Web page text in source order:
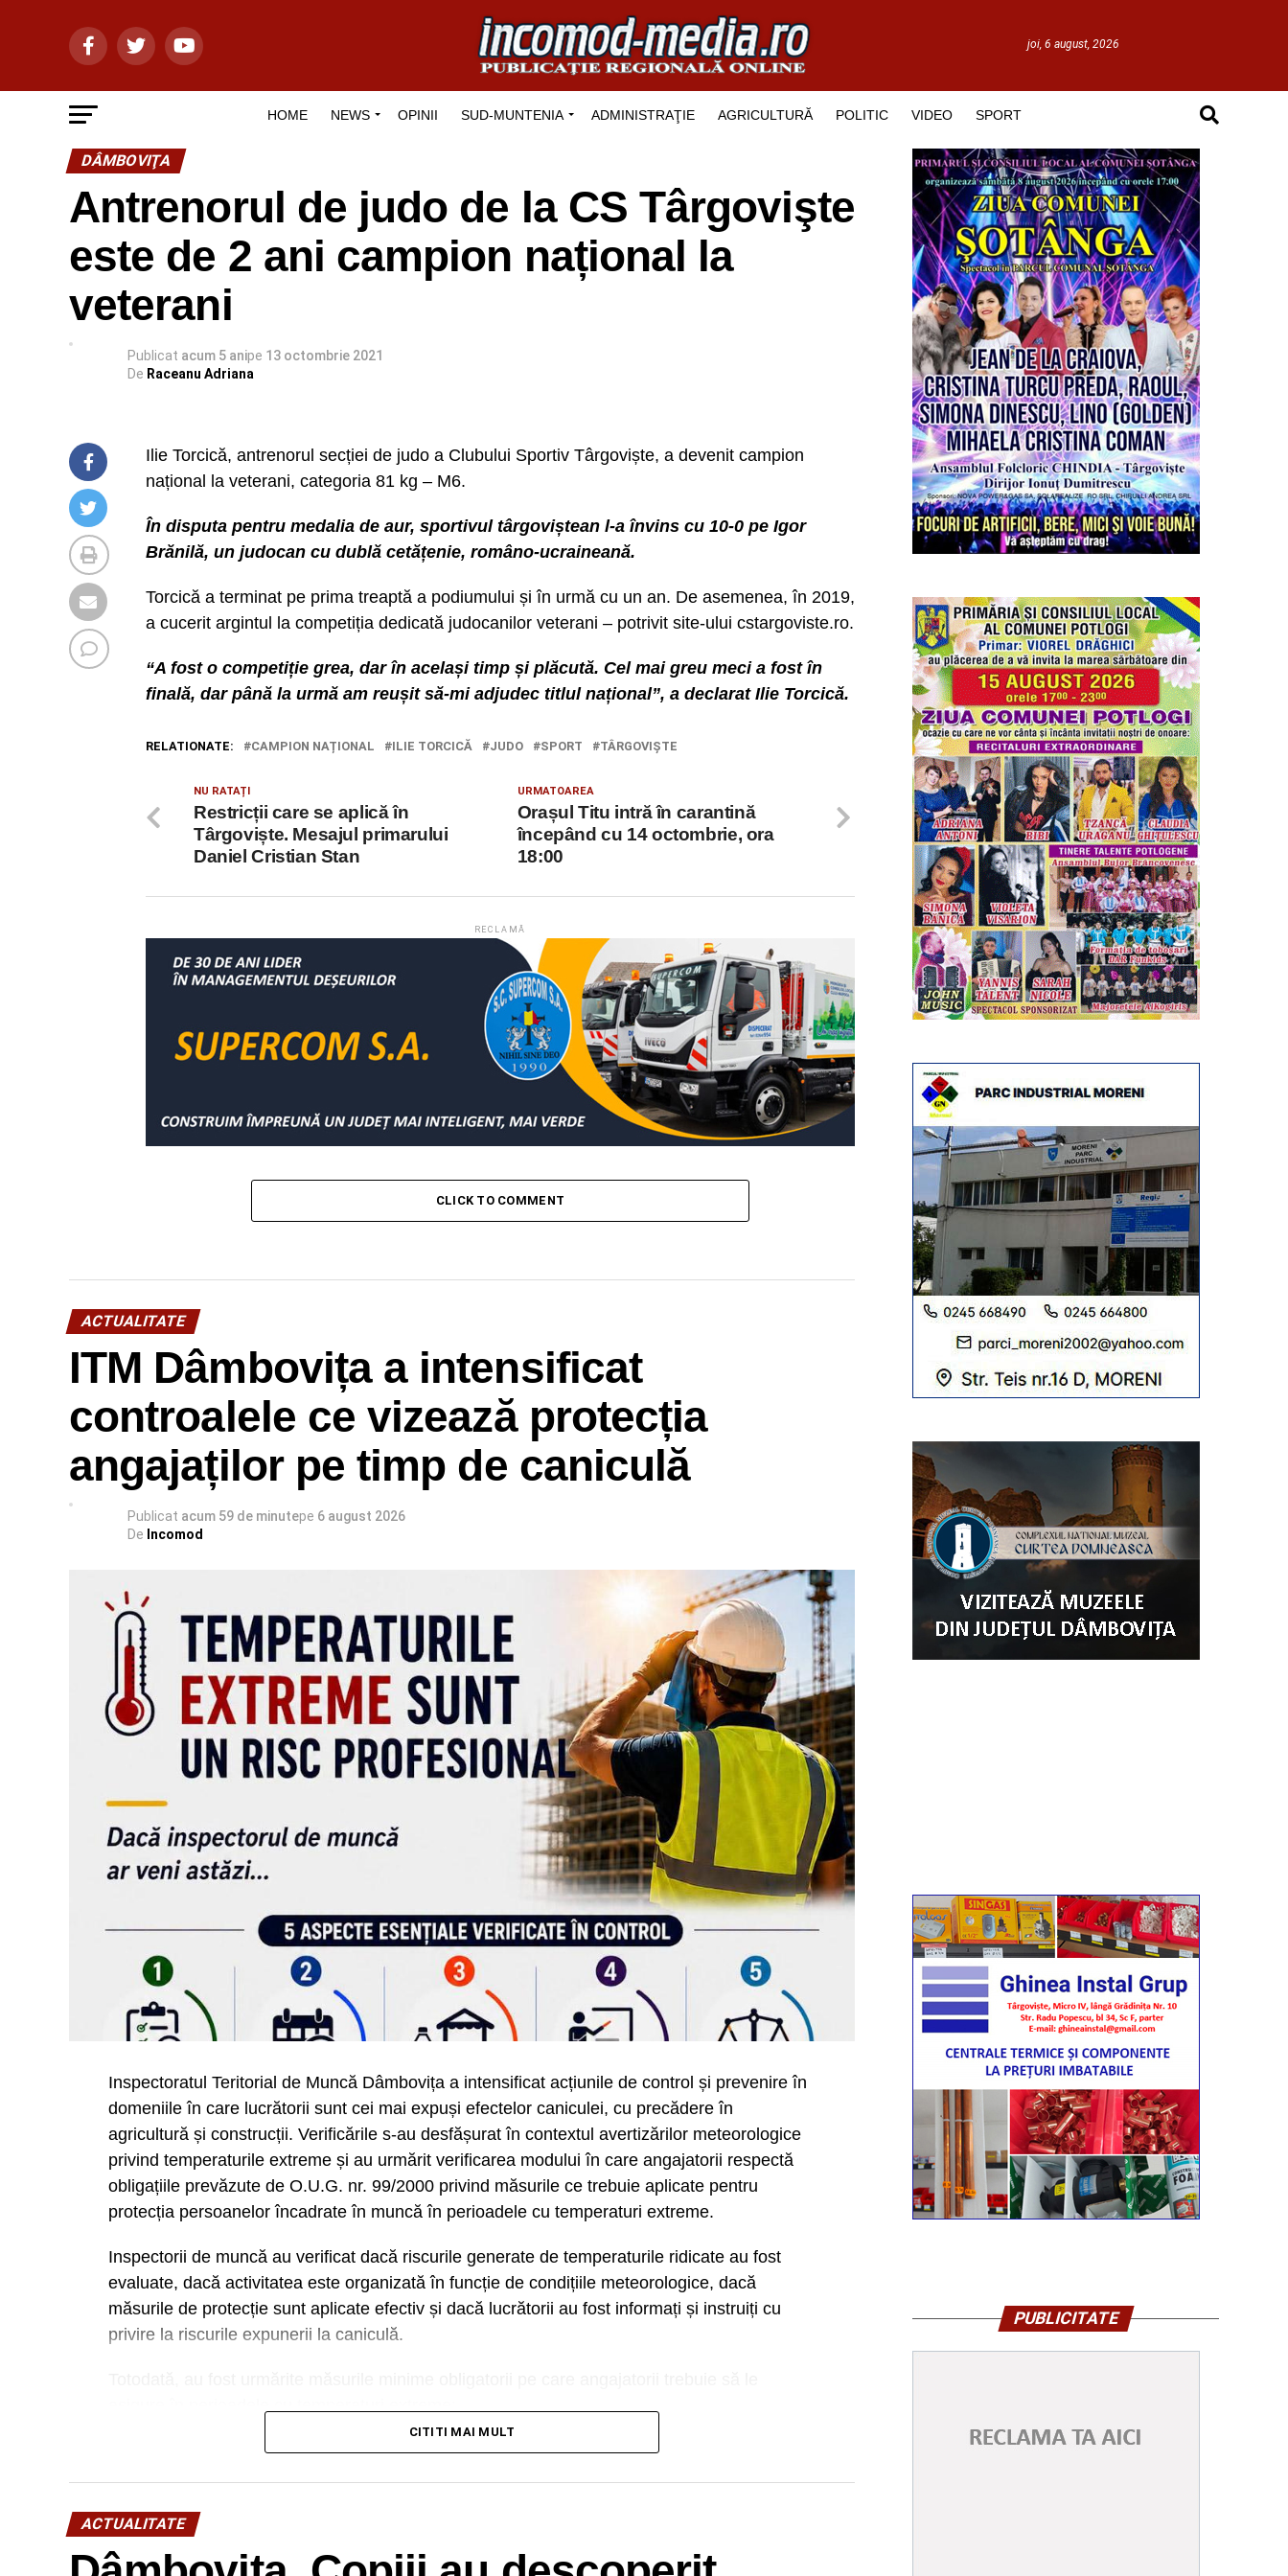
joi, 6 august, 2026
HOME NEWS OPINII SUD-MUNTENIA ADMINISTRAŢIE AGRICULTURĂ POLITIC VIDEO SPORT
DÂMBOVIŢA
Antrenorul de judo de la CS Târgovişte
este de 2 ani campion național la
veterani
Publicat acum 5 anipe 13 octombrie 2021
De Raceanu Adriana
Ilie Torcică, antrenorul secției de judo a Clubului Sportiv Târgoviște, a devenit campion
național la veterani, categoria 81 kg – M6.
În disputa pentru medalia de aur, sportivul târgoviștean l-a învins cu 10-0 pe Igor
Brănilă, un judocan cu dublă cetățenie, româno-ucraineană.
Torcică a terminat pe prima treaptă a podiumului și în urmă cu un an. De asemenea, în 2019,
a cucerit argintul la competiția dedicată judocanilor veterani – potrivit site-ului cstargoviste.ro.
“A fost o competiție grea, dar în același timp și plăcută. Cel mai greu meci a fost în
finală, dar până la urmă am reușit să-mi adjudec titlul național”, a declarat Ilie Torcică.
RELATIONATE: CAMPION NAȚIONAL ILIE TORCICĂ JUDO SPORT TÂRGOVIŞTE
URMATOAREA
Orașul Titu intră în carantină
începând cu 14 octombrie, ora
18:00
NU RATAȚI
Restricții care se aplică în
Târgoviște. Mesajul primarului
Daniel Cristian Stan
RECLAMĂ
CLICK TO COMMENT
ACTUALITATE
ITM Dâmbovița a intensificat
controalele ce vizează protecția
angajaților pe timp de caniculă
Publicat acum 59 de minutepe 6 august 2026
De Incomod
Inspectoratul Teritorial de Muncă Dâmbovița a intensificat acțiunile de control și prevenire în
domeniile în care lucrătorii sunt cei mai expuși efectelor caniculei, cu precădere în
agricultură și construcții. Verificările s-au desfășurat în contextul avertizărilor meteorologice
privind temperaturile extreme și au urmărit verificarea modului în care angajatorii respectă
obligațiile prevăzute de O.U.G. nr. 99/2000 privind măsurile ce trebuie aplicate pentru
protecția persoanelor încadrate în muncă în perioadele cu temperaturi extreme.
Inspectorii de muncă au verificat dacă riscurile generate de temperaturile ridicate au fost
evaluate, dacă activitatea este organizată în funcție de condițiile meteorologice, dacă
măsurile de protecție sunt aplicate efectiv și dacă lucrătorii au fost informați și instruiți cu
privire la riscurile expunerii la caniculă.
– alternarea perioadelor de lucru cu pauze în locuri umbrite sau ventilate,
– asigurarea unei cantități de 2-4 litri de apă potabilă pentru fiecare lucrător pe schimb
– echipamente individuale de protecție adecvate și, acolo unde natura activității o impune,
facilități pentru igiena personală.
CITITI MAI MULT
ACTUALITATE
PUBLICITATE